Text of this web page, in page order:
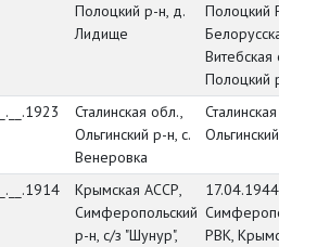
Полоцкий р-н, д.
Лидище
Полоцкий РВК,
Белорусская
Витебская обл.,
Полоцкий р-н
__.__.1923
Сталинская обл.,
Ольгинский р-н, с.
Венеровка
Сталинская обл.,
Ольгинский РВК
__.__.1914
Крымская АССР,
Симферопольский
р-н, с/з "Шунур",
17.04.1944,
РВК, Крымская